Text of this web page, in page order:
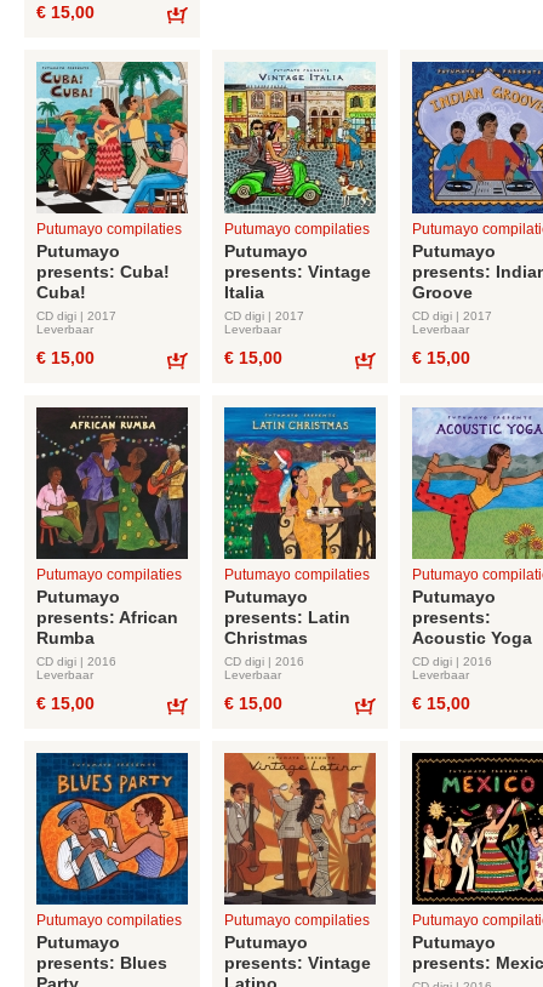
€ 15,00
Putumayo compilaties
Putumayo
presents: Cuba!
Cuba!
CD digi | 2017
Leverbaar
€ 15,00
Putumayo compilaties
Putumayo
presents: Vintage
Italia
CD digi | 2017
Leverbaar
€ 15,00
Putumayo
Putumayo
presents:
Groove
CD digi | 2017
Leverbaar
€ 15,00
Putumayo compilaties
Putumayo
presents: African
Rumba
CD digi | 2016
Leverbaar
€ 15,00
Putumayo compilaties
Putumayo
presents: Latin
Christmas
CD digi | 2016
Leverbaar
€ 15,00
Putumayo
Putumayo
presents:
Acoustic Yoga
CD digi | 2016
Leverbaar
€ 15,00
Putumayo compilaties
Putumayo
presents: Blues
Putumayo compilaties
Putumayo
presents: Vintage
Putumayo
Putumayo
presents: